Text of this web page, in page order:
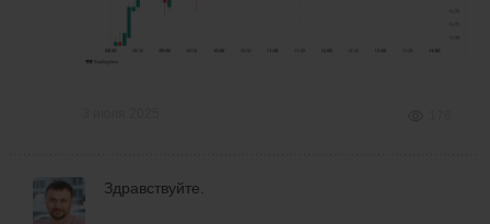
Здравствуйте.